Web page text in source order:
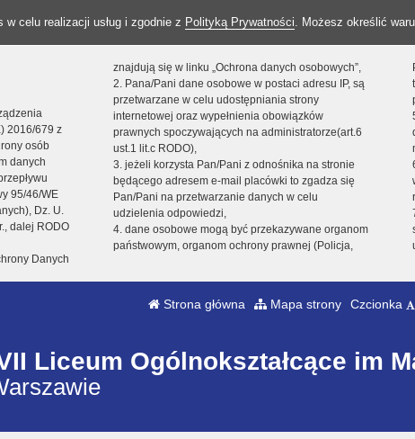
celu realizacji usług i zgodnie z Polityką Prywatności. Możesz określić
2016/679 z
osób
danych
95/46/WE
Dz. U.
dalej RODO
Danych
znajdują się w linku „Ochrona danych osobowych”,
2. Pana/Pani dane osobowe w postaci adresu IP, są
przetwarzane w celu udostępniania strony
internetowej oraz wypełnienia obowiązków
prawnych spoczywających na administratorze(art.6
ust.1 lit.c RODO),
3. jeżeli korzysta Pan/Pani z odnośnika na stronie
będącego adresem e-mail placówki to zgadza się
Pan/Pani na przetwarzanie danych w celu
udzielenia odpowiedzi,
4. dane osobowe mogą być przekazywane organom
państwowym, organom ochrony prawnej (Policja,
Strona główna Mapa strony Czcionka
Liceum Ogólnokształcące im